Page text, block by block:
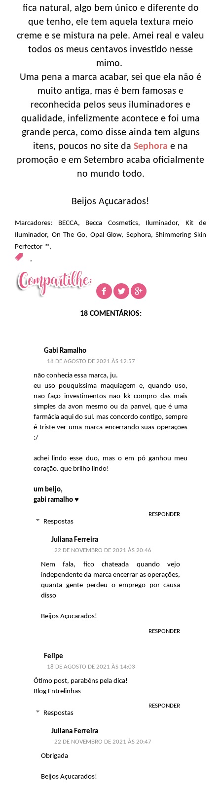
fica natural, algo bem único e diferente do
que tenho, ele tem aquela textura meio
creme e se mistura na pele. Amei real e valeu
todos os meus centavos investido nesse
mimo.
Uma pena a marca acabar, sei que ela não é
muito antiga, mas é bem famosas e
reconhecida pelos seus iluminadores e
qualidade, infelizmente acontece e foi uma
grande perca, como disse ainda tem alguns
itens, poucos no site da Sephora e na
promoção e em Setembro acaba oficialmente
no mundo todo.
Beijos Açucarados!
Marcadores: BECCA, Becca Cosmetics, Iluminador,
Kit de
Iluminador, On The Go, Opal Glow, Sephora,Shimmering Skin
Perfector ™,
,
18 COMENTÁRIOS:
Gabi Ramalho
18 DE AGOSTO DE 2021 ÀS 12:57
não conhecia essa marca, ju.
eu uso pouquíssima maquiagem e, quando uso,
não faço investimentos não kk compro das mais
simples da avon mesmo ou da panvel, que é uma
farmácia aqui do sul. mas concordo contigo, sempre
é triste ver uma marca encerrando suas operações
:/
achei lindo esse duo, mas o em pó ganhou meu
coração. que brilho lindo!
um beijo,
gabi ramalho ♥
RESPONDER
Respostas
Juliana Ferreira
22 DE NOVEMBRO DE 2021 ÀS 20:46
Nem fala, fico chateada quando vejo
independente da marca encerrar as operações,
quanta gente perdeu o emprego por causa
disso
Beijos Açucarados!
RESPONDER
Felipe
18 DE AGOSTO DE 2021 ÀS 14:03
Ótimo post, parabéns pela dica!
Blog Entrelinhas
RESPONDER
Respostas
Juliana Ferreira
22 DE NOVEMBRO DE 2021 ÀS 20:47
Obrigada
Beijos Açucarados!